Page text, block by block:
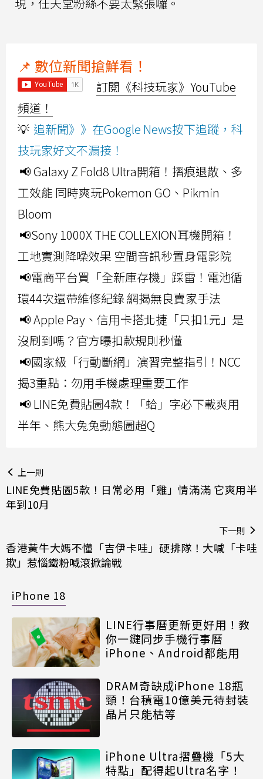
📌 數位新聞搶鮮看！
訂閱《科技玩家》YouTube
頻道！
💡 追新聞》》在Google News按下追蹤，科
技玩家好文不漏接！
📢 Galaxy Z Fold8 Ultra開箱！摺痕退散、多
工效能 同時爽玩Pokemon GO、Pikmin
Bloom
📢Sony 1000X THE COLLEXION耳機開箱！
工地實測降噪效果 空間音訊秒置身電影院
📢電商平台買「全新庫存機」踩雷！電池循
環44次還帶維修紀錄 網揭無良賣家手法
📢 Apple Pay、信用卡搭北捷「只扣1元」是
沒刷到嗎？官方曝扣款規則秒懂
📢國家級「行動斷網」演習完整指引！NCC
揭3重點：勿用手機處理重要工作
📢 LINE免費貼圖4款！「蛤」字必下載爽用
半年、熊大兔兔動態圖超Q
上一則
LINE免費貼圖5款！日常必用「雞」情滿滿 它爽用半
年到10月
下一則
香港黃牛大媽不懂「吉伊卡哇」硬排隊！大喊「卡哇
欺」惹惱鐵粉喊滾掀論戰
iPhone 18
LINE行事曆更新更好用！教
你一鍵同步手機行事曆
iPhone、Android都能用
DRAM奇缺成iPhone 18瓶
頸！台積電10億美元待封裝
晶片只能枯等
iPhone Ultra摺疊機「5大
特點」配得起Ultra名字！